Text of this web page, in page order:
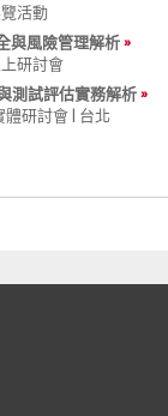
活動
與風險管理解析
研討會
測試評估實務解析
研討會 | 台北